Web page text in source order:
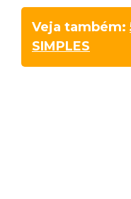
Veja também:
SIMPLES